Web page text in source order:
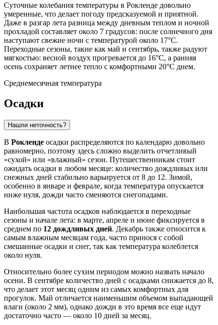
Суточные колебания температуры в Рокленде довольно
умеренные, что делает погоду предсказуемой и приятной.
Даже в разгар лета разница между дневным теплом и ночной
прохладой составляет около 7 градусов: после солнечного дня
наступают свежие ночи с температурой около 17°C.
Переходные сезоны, такие как май и сентябрь, также радуют
мягкостью: весной воздух прогревается до 16°C, а ранняя
осень сохраняет летнее тепло с комфортными 20°C днем.
Среднемесячная температура
Осадки
Нашли неточность?
В Рокленде осадки распределяются по календарю довольно
равномерно, поэтому здесь сложно выделить отчетливый
«сухой» или «влажный» сезон. Путешественникам стоит
ожидать осадки в любом месяце: количество дождливых или
снежных дней стабильно варьируется от 8 до 12. Зимой,
особенно в январе и феврале, когда температура опускается
ниже нуля, дожди часто сменяются снегопадами.
Наибольшая частота осадков наблюдается в переходные
сезоны и начале лета: в марте, апреле и июне фиксируется в
среднем по 12 дождливых дней. Декабрь также относится к
самым влажным месяцам года, часто принося с собой
смешанные осадки и снег, так как температура колеблется
около нуля.
Относительно более сухим периодом можно назвать начало
осени. В сентябре количество дней с осадками снижается до 8,
что делает этот месяц одним из самых комфортных для
прогулок. Май отличается наименьшим объемом выпадающей
влаги (около 2 мм), однако дожди в это время все еще идут
достаточно часто — около 10 дней за месяц.